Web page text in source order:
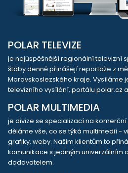
POLAR TELEVIZE
je nejúspěšnější regionální televizní
štáby denně přinášejí reportáže z
Moravskoslezského kraje. Vysíláme
televizního vysílání, portálu polar.cz
POLAR MULTIMEDIA
je divize se specializací na
děláme vše, co se týká multimedií -
grafiky, weby. Našim klientům to
komunikace s jediným univerzálním
dodavatelem.